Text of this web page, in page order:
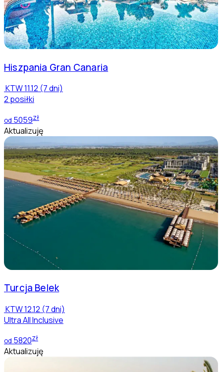
Hiszpania Gran Canaria
KTW11.12 (7 dni)
2 posiłki
od 5059zł
Aktualizuję
Turcja Belek
KTW12.12 (7 dni)
Ultra All Inclusive
od 5820zł
Aktualizuję